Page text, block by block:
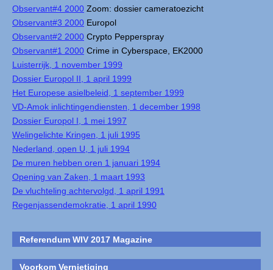
Observant#4 2000 Zoom: dossier cameratoezicht
Observant#3 2000 Europol
Observant#2 2000 Crypto Pepperspray
Observant#1 2000 Crime in Cyberspace, EK2000
Luisterrijk, 1 november 1999
Dossier Europol II, 1 april 1999
Het Europese asielbeleid, 1 september 1999
VD-Amok inlichtingendiensten, 1 december 1998
Dossier Europol I, 1 mei 1997
Welingelichte Kringen, 1 juli 1995
Nederland, open U, 1 juli 1994
De muren hebben oren 1 januari 1994
Opening van Zaken, 1 maart 1993
De vluchteling achtervolgd, 1 april 1991
Regenjassendemokratie, 1 april 1990
Referendum WIV 2017 Magazine
Voorkom Vernietiging